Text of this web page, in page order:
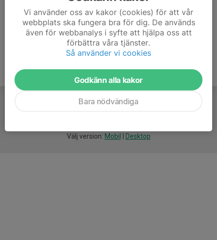
Välj version: Mobil Desktop
Vi använder oss av kakor (cookies) för att vår
webbplats ska fungera bra för dig. De används
även för webbanalys i syfte att hjälpa oss att
förbättra våra tjänster.
Så använder vi cookies
Godkänn alla kakor
Bara nödvändiga